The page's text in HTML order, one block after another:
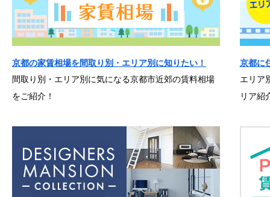
京都の家賃相場を間取り別・エリア別に知りたい！
間取り別・エリア別に気になる京都市近郊の賃料相場
をご紹介！
京都に
エリア
リア紹